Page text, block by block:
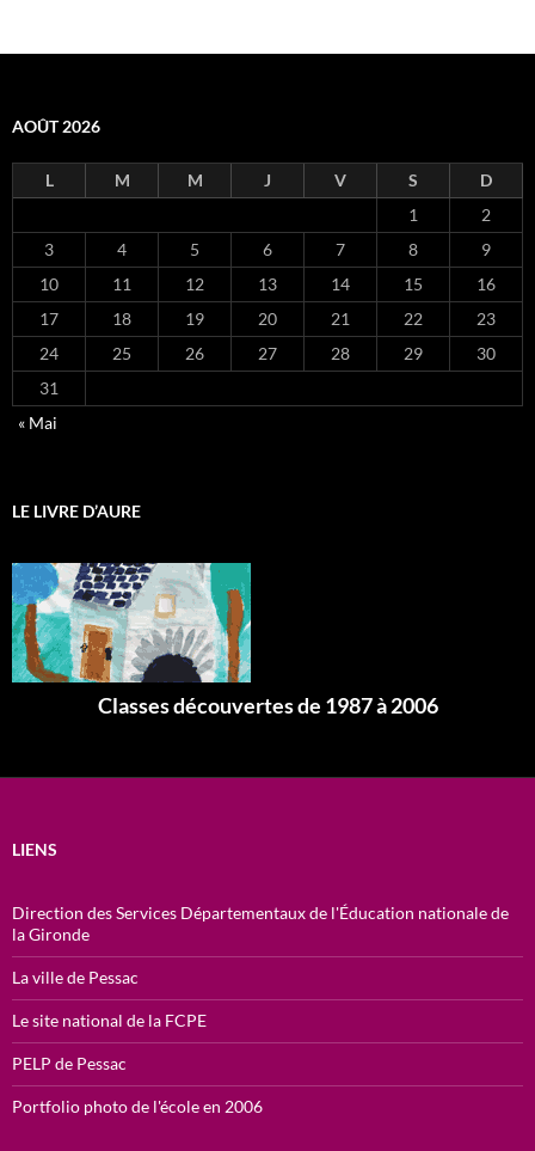
AOÛT 2026
L M M J V S
D
1
2
3
4 5 6 7 8
9
10
11 12 13 14 15
16
17
18 19 20 21 22
23
24
25 26 27 28 29
30
31
« Mai
LE LIVRE D’AURE
Classes découvertes de 1987 à 2006
LIENS
Direction des Services Départementaux de l'Éducation nationale de
la Gironde
La ville de Pessac
Le site national de la FCPE
PELP de Pessac
Portfolio photo de l'école en 2006